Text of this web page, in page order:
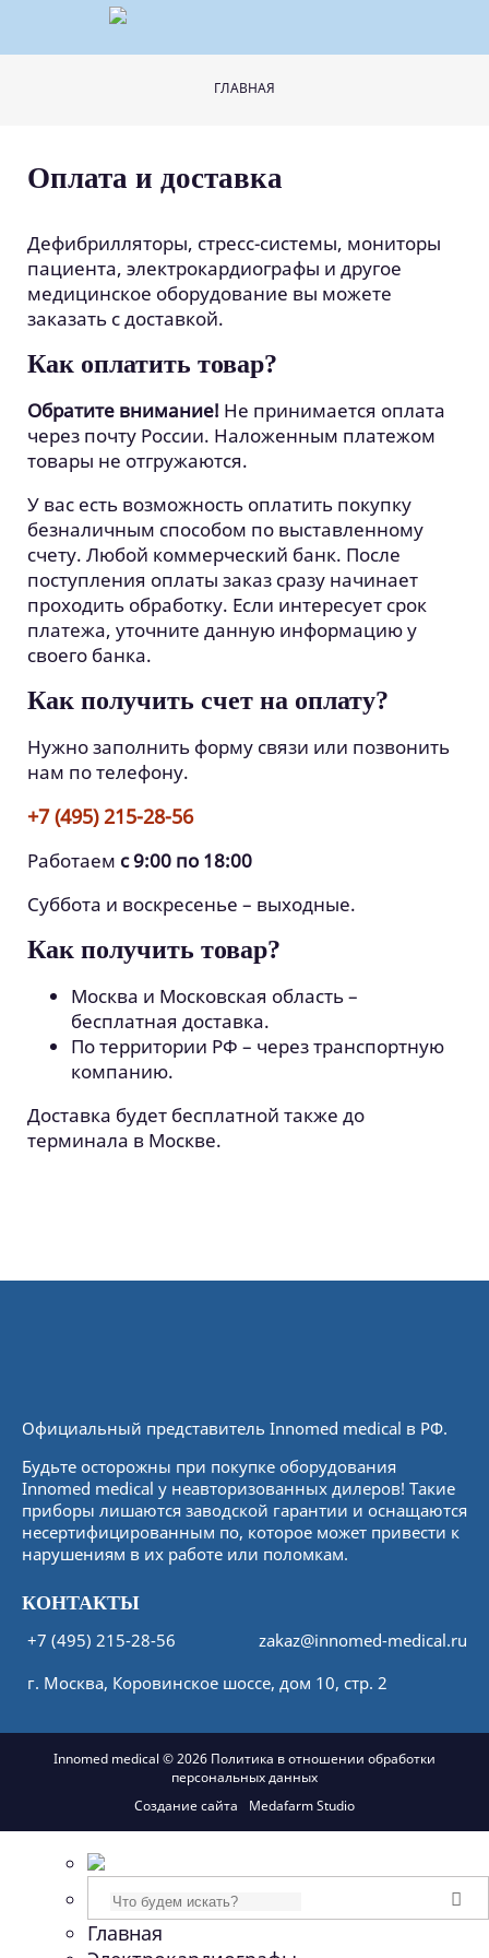
Перейти к основному содержанию
ГЛАВНАЯ
Оплата и доставка
Дефибрилляторы, стресс-системы, мониторы
пациента, электрокардиографы и другое
медицинское оборудование вы можете
заказать с доставкой.
Как оплатить товар?
Обратите внимание! Не принимается оплата
через почту России. Наложенным платежом
товары не отгружаются.
У вас есть возможность оплатить покупку
безналичным способом по выставленному
счету. Любой коммерческий банк. После
поступления оплаты заказ сразу начинает
проходить обработку. Если интересует срок
платежа, уточните данную информацию у
своего банка.
Как получить счет на оплату?
Нужно заполнить форму связи или позвонить
нам по телефону.
+7 (495) 215-28-56
Работаем с 9:00 по 18:00
Суббота и воскресенье – выходные.
Как получить товар?
Москва и Московская область –
бесплатная доставка.
По территории РФ – через транспортную
компанию.
Доставка будет бесплатной также до
терминала в Москве.
Официальный представитель Innomed medical в РФ.
Будьте осторожны при покупке оборудования
Innomed medical у неавторизованных дилеров! Такие
приборы лишаются заводской гарантии и оснащаются
несертифицированным по, которое может привести к
нарушениям в их работе или поломкам.
КОНТАКТЫ
+7 (495) 215-28-56
zakaz@innomed-medical.ru
г. Москва, Коровинское шоссе, дом 10, стр. 2
Innomed medical © 2026 Политика в отношении обработки
персональных данных
Создание сайта
Medafarm Studio
Поиск
Главная